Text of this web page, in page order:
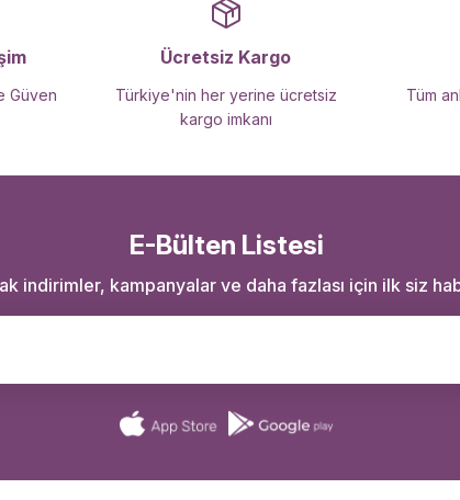
Gönder
Güven
Ücretsiz Kargo
Türkiye'nin her yerine ücretsiz
kargo imkanı
Tüm
E-Bülten Listesi
indirimler, kampanyalar ve daha fazlası için ilk siz